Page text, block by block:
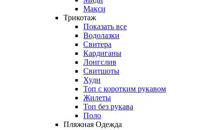
Макси
Трикотаж
Показать все
Водолазки
Свитера
Кардиганы
Лонгслив
Свитшоты
Худи
Топ с коротким рукавом
Жилеты
Топ без рукава
Поло
Пляжная Одежда